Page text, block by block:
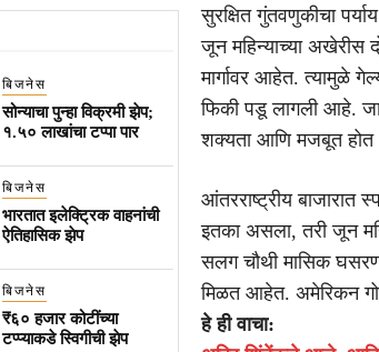
बिजनेस
सोन्याचा पुन्हा विक्रमी झेप;
१.५० लाखांचा टप्पा पार
बिजनेस
भारतात इलेक्ट्रिक वाहनांची
ऐतिहासिक झेप
बिजनेस
₹६० हजार कोटींच्या
टप्प्याकडे स्विगीची झेप
सुरक्षित गुंतवणुकीचा
जून महिन्याच्या अखेरीस
मार्गावर आहेत. त्यामुळे
फिकी पडू लागली आहे.
शक्यता आणि मजबूत होत
आंतरराष्ट्रीय बाजारात
इतका असला, तरी जून
सलग चौथी मासिक
मिळत आहेत. अमेरिकन
हे ही वाचा: